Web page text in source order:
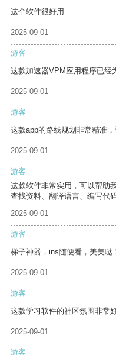
这个软件很好用
2025-09-01
游客
这款加速器VPM应用程序已经
2025-09-01
游客
这款app的路线规划非常精准
2025-09-01
游客
这款软件非常实用，可以帮助
查找资料、翻译语言、编写代码
2025-09-01
游客
梯子神器，ins随便看，美美哒
2025-09-01
游客
这款学习软件的社区氛围非常
2025-09-01
游客